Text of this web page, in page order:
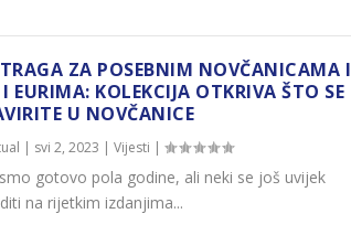
ZA POSEBNIM NOVČANICAMA I
EURIMA: KOLEKCIJA OTKRIVA ŠTO SE
U NOVČANICE
| svi 2, 2023 | Vijesti |
gotovo pola godine, ali neki se još uvijek
na rijetkim izdanjima...